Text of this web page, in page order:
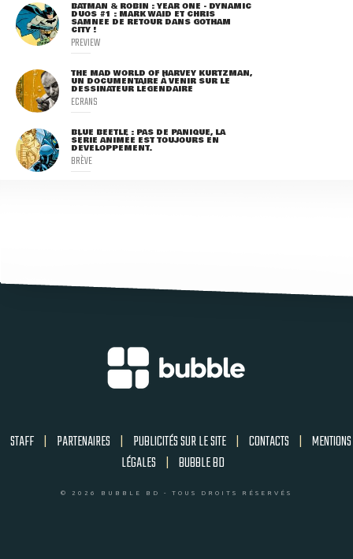
BATMAN & ROBIN : YEAR ONE - DYNAMIC
DUOS #1 : MARK WAID ET CHRIS
SAMNEE DE RETOUR DANS GOTHAM
CITY !
PREVIEW
THE MAD WORLD OF HARVEY KURTZMAN,
UN DOCUMENTAIRE À VENIR SUR LE
DESSINATEUR LÉGENDAIRE
ECRANS
BLUE BEETLE : PAS DE PANIQUE, LA
SÉRIE ANIMÉE EST TOUJOURS EN
DÉVELOPPEMENT.
BRÈVE
STAFF | PARTENAIRES | PUBLICITÉS SUR LE SITE | CONTACTS | MENTIONS
LÉGALES | BUBBLE BD
© 2026 BUBBLE BD - TOUS DROITS RÉSERVÉS